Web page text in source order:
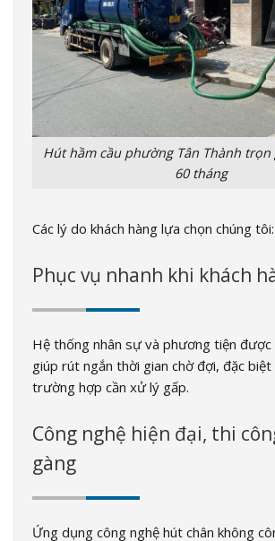
Hút hầm cầu phường Tân Thành
60 tháng
Các lý do khách hàng lựa chọn chúng tôi:
Phục vụ nhanh khi khách
Hệ thống nhân sự và phương tiện
giúp rút ngắn thời gian chờ đợi, đặc biệt
trường hợp cần xử lý gấp.
Công nghệ hiện đại, thi
gàng
Ứng dụng công nghệ hút chân không